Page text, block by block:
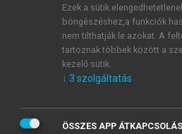
veszem és elfogadom.
Általános vásárlási feltételeket
mersz.huoldalak
tudomásul veszem és elfogadom.
Ezek a sütik
böngészéshez,a funkciók
nem tilthatják le azokat. A
tartoznak többek között a
kezelő sütik.
↓ 3 szolgáltatás
ÖSSZES APP